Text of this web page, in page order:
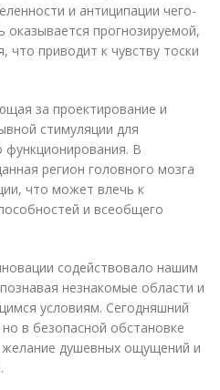
и антиципации чего-
прогнозируемой,
что приводит к чувству тоски
за проектирование и
стимуляции для
В
регион головного мозга
что может влечь к
и всеобщего
содействовало нашим
незнакомые области и
условиям. Сегодняшний
в безопасной обстановке
душевных ощущений и